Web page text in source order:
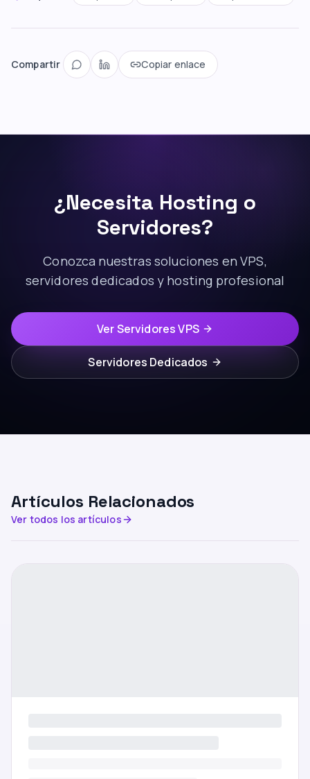
Compartir Copiar enlace
¿Necesita Hosting o
Servidores?
Conozca nuestras soluciones en VPS,
servidores dedicados y hosting profesional
Ver Servidores VPS
Servidores Dedicados
Artículos Relacionados
Ver todos los artículos